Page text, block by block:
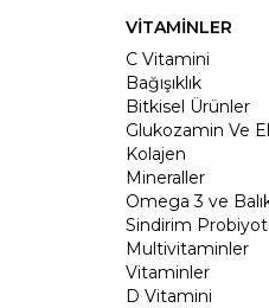
VİTAMİNLER
C Vitamini
Bağışıklık
Bitkisel Ürünler
Glukozamin Ve
Kolajen
Mineraller
Omega 3 ve
Sindirim
Multivitaminler
Vitaminler
D Vitamini